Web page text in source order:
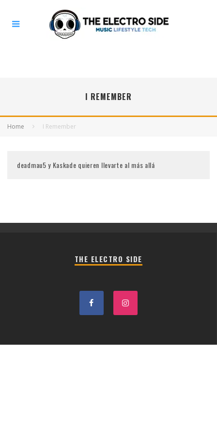
I REMEMBER
Home I Remember
deadmau5 y Kaskade quieren llevarte al más allá
THE ELECTRO SIDE